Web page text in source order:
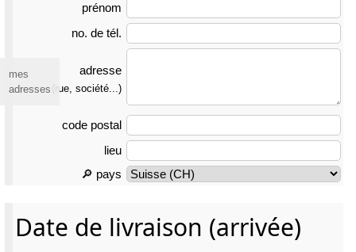
prénom
no. de tél.
adresse
(rue, société...)
code postal
lieu
🔎 pays
Date de livraison (arrivée)
mes
adresses